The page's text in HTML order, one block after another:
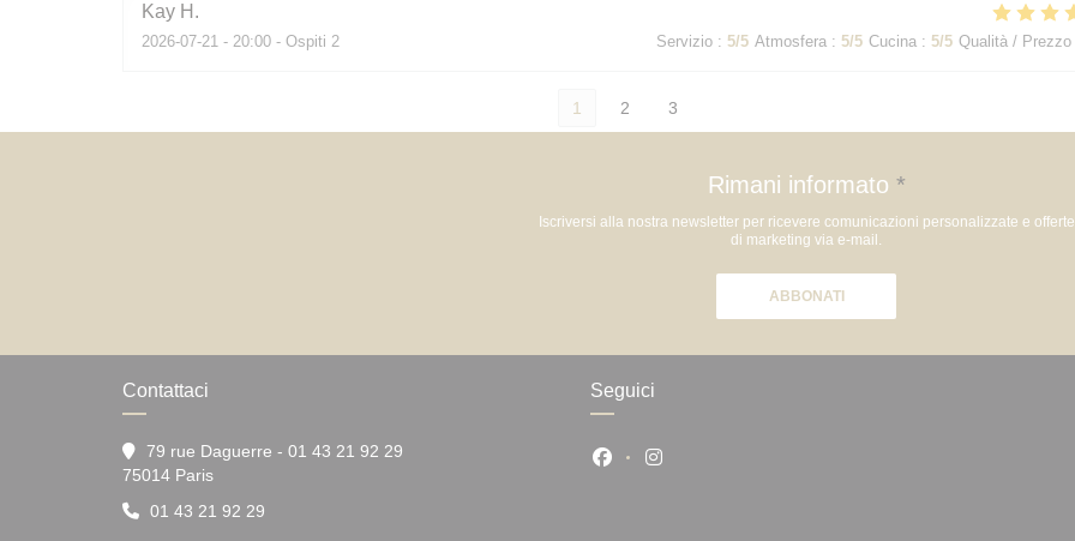
Kay H
2026-07-21 - 20:00 - Ospiti 2 Servizio : 5/5 Atmosfera : 5/5 Cucina : 5/5 Qualità / Prezzo
1 2 3
Rimani informato *
Iscriversi alla nostra newsletter per ricevere comunicazioni personalizzate e offerte
di marketing via e-mail.
ABBONATI
Contattaci
79 rue Daguerre - 01 43 21 92 29
75014 Paris((apre una nuova finestra))
01 43 21 92 29
Seguici
Facebook ((apre una nuova finestra))
Instagram ((apre una nuova finestra))